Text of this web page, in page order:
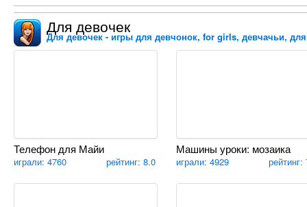
Для девочек
Для девочек - игры для девчонок, for girls, девчачьи,
Телефон для Майи
играли: 4760 рейтинг: 8.0
Машины уроки: мозаика
играли: 4929 рейтинг: